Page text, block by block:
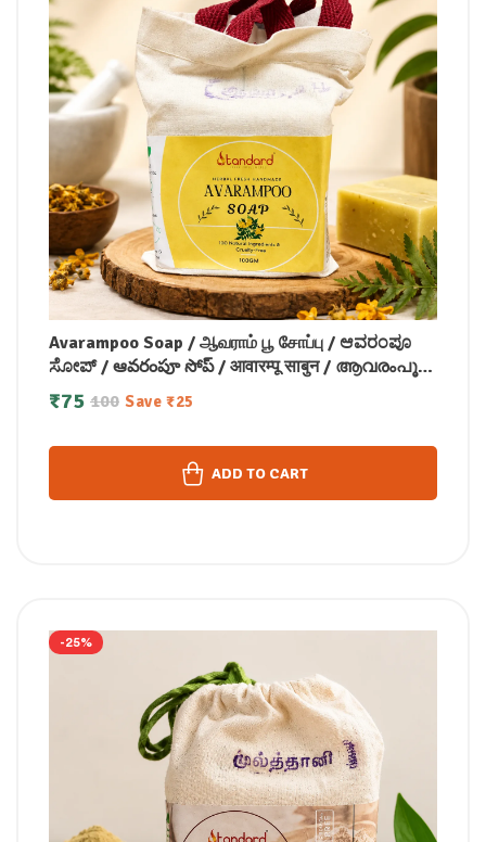
Avarampoo Soap / ஆவராம் பூ சோப்பு / ಆವರಂಪೂ
ಸೋಪ್ / ఆవరంపూ సోప్ / आवारम्पू साबुन / ആവരംപൂ
സോപ്പ്100g
100
₹75 Save ₹25
ADD TO CART
-25%